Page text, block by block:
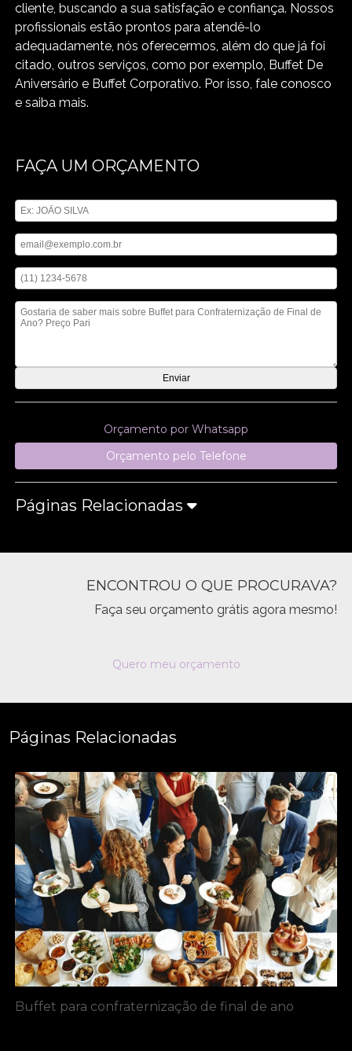
cliente, buscando a sua satisfação e confiança. Nossos
profissionais estão prontos para atendê-lo
adequadamente, nós oferecermos, além do que já foi
citado, outros serviços, como por exemplo, Buffet De
Aniversário e Buffet Corporativo. Por isso, fale conosco
e saiba mais.
FAÇA UM ORÇAMENTO
Orçamento por Whatsapp
Orçamento pelo Telefone
Páginas Relacionadas
ENCONTROU O QUE PROCURAVA?
Faça seu orçamento grátis agora mesmo!
Quero meu orçamento
Páginas Relacionadas
Buffet para confraternização de final de ano​